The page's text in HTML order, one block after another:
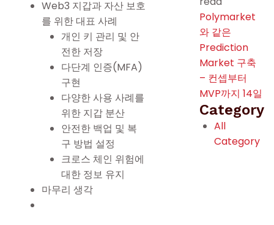
Web3 지갑과 자산 보호
를 위한 대표 사례
개인 키 관리 및 안
전한 저장
다단계 인증(MFA)
구현
다양한 사용 사례를
위한 지갑 분산
안전한 백업 및 복
구 방법 설정
크로스 체인 위험에
대한 정보 유지
마무리 생각
Polymarket
와 같은
Prediction
Market 구축
– 컨셉부터
MVP까지 14일
Category
All
Category